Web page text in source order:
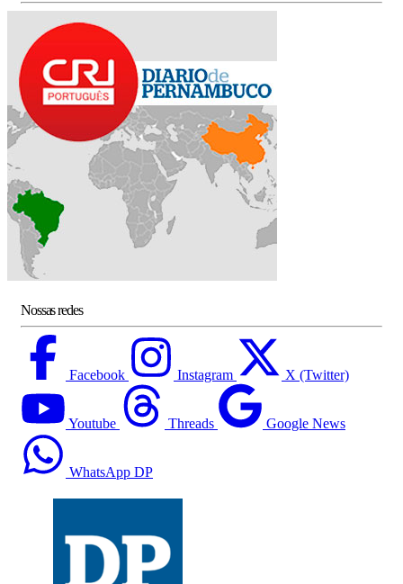
Nossas redes
Facebook Instagram X (Twitter)
Youtube Threads Google News
WhatsApp DP